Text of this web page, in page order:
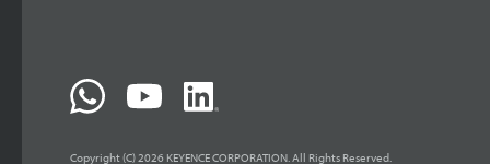
Copyright (C) 2026 KEYENCE CORPORATION. All Rights Reserved.